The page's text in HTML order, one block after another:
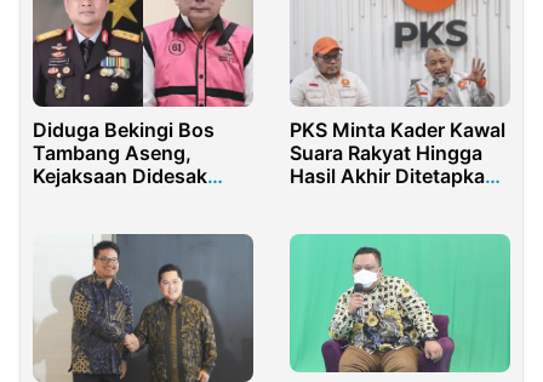
Diduga Bekingi Bos
Tambang Aseng,
Kejaksaan Didesak
Pipt Rismanto
PKS Minta Kader Kawal
Suara Rakyat Hingga
Hasil Akhir Ditetapkan